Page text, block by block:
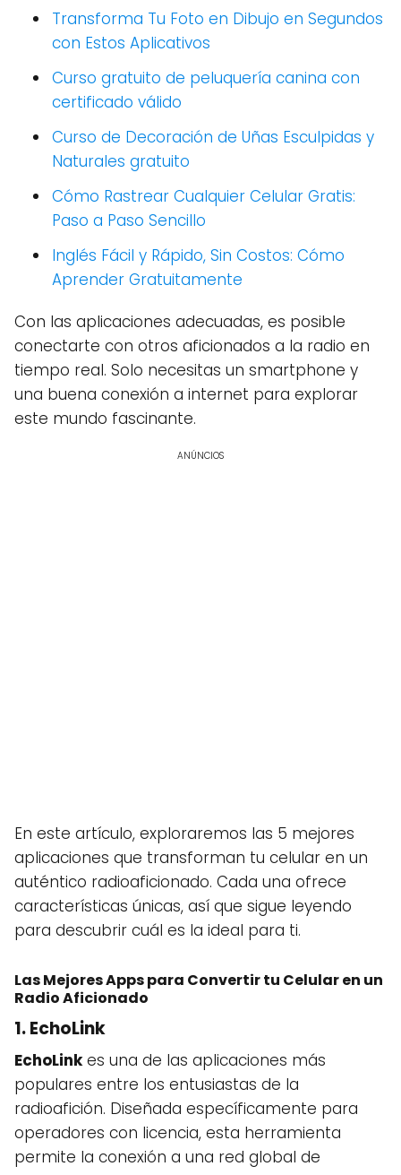
Transforma Tu Foto en Dibujo en Segundos
con Estos Aplicativos
Curso gratuito de peluquería canina con
certificado válido
Curso de Decoración de Uñas Esculpidas y
Naturales gratuito
Cómo Rastrear Cualquier Celular Gratis:
Paso a Paso Sencillo
Inglés Fácil y Rápido, Sin Costos: Cómo
Aprender Gratuitamente
Con las aplicaciones adecuadas, es posible
conectarte con otros aficionados a la radio en
tiempo real. Solo necesitas un smartphone y
una buena conexión a internet para explorar
este mundo fascinante.
ANÚNCIOS
En este artículo, exploraremos las 5 mejores
aplicaciones que transforman tu celular en un
auténtico radioaficionado. Cada una ofrece
características únicas, así que sigue leyendo
para descubrir cuál es la ideal para ti.
Las Mejores Apps para Convertir tu Celular en un
Radio Aficionado
1.EchoLink
EchoLinkes una de las aplicaciones más
populares entre los entusiastas de la
radioafición. Diseñada específicamente para
operadores con licencia, esta herramienta
permite la conexión a una red global de